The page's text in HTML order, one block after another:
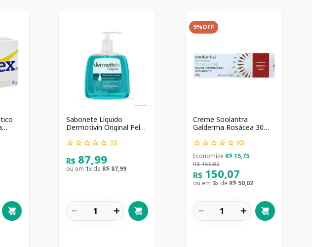
Sabonete Líquido
Dermotivin Original Pele
300ml
☆☆☆☆☆ (0)
R$ 87,99
ou em 1x de R$ 87,99
＋
－
9%OFF
Creme Soolantra
Galderma Rosácea 30
☆☆☆☆☆ (0)
Economize R$ 15,75
R$ 165,82
R$ 150,07
ou em 3x de R$ 50,02
＋
－